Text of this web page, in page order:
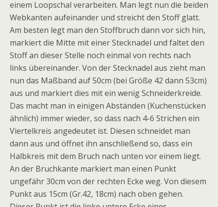
einem Loopschal verarbeiten. Man legt nun die beiden
Webkanten aufeinander und streicht den Stoff glatt.
Am besten legt man den Stoffbruch dann vor sich hin,
markiert die Mitte mit einer Stecknadel und faltet den
Stoff an dieser Stelle noch einmal von rechts nach
links übereinander. Von der Stecknadel aus zieht man
nun das Maßband auf 50cm (bei Größe 42 dann 53cm)
aus und markiert dies mit ein wenig Schneiderkreide.
Das macht man in einigen Abständen (Kuchenstücken
ähnlich) immer wieder, so dass nach 4-6 Strichen ein
Viertelkreis angedeutet ist. Diesen schneidet man
dann aus und öffnet ihn anschließend so, dass ein
Halbkreis mit dem Bruch nach unten vor einem liegt.
An der Bruchkante markiert man einen Punkt
ungefähr 30cm von der rechten Ecke weg. Von diesem
Punkt aus 15cm (Gr.42, 18cm) nach oben gehen.